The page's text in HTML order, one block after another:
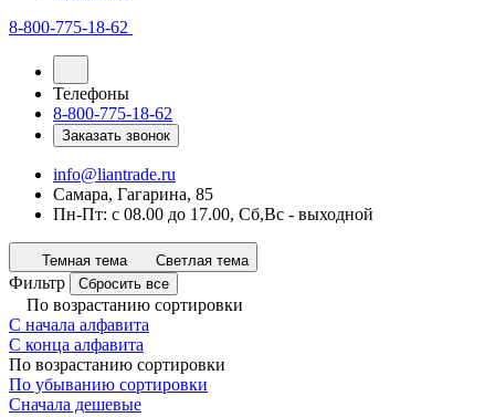
8-800-775-18-62
Телефоны
8-800-775-18-62
Заказать звонок
info@liantrade.ru
Самара, Гагарина, 85
Пн-Пт: c 08.00 до 17.00, Cб,Вс - выходной
Темная тема Светлая тема
Фильтр Сбросить все
По возрастанию сортировки
С начала алфавита
С конца алфавита
По возрастанию сортировки
По убыванию сортировки
Сначала дешевые